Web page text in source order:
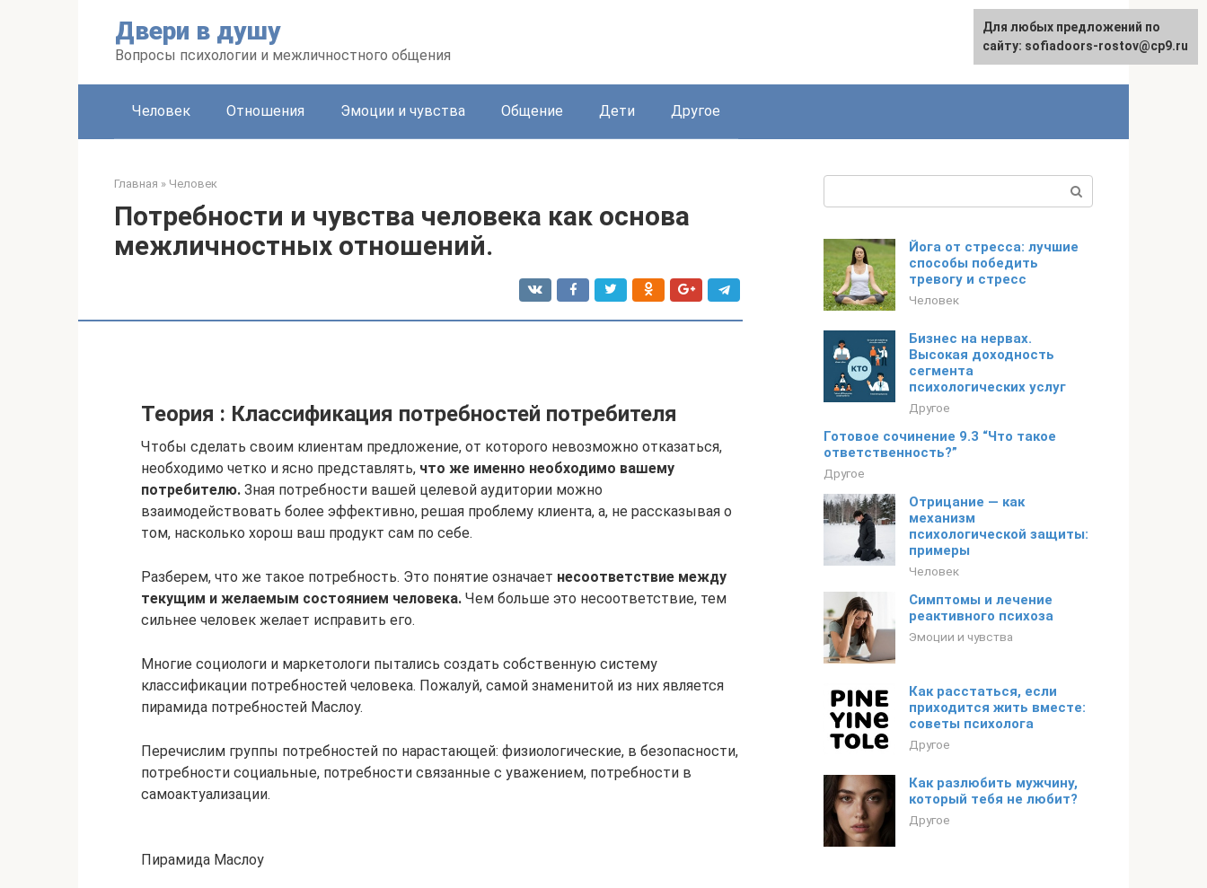
Двери в душу
Вопросы психологии и межличностного общения
Человек Отношения Эмоции и чувства Общение Дети Другое
Главная » Человек
Потребности и чувства человека как основа
межличностных отношений.
Теория : Классификация потребностей потребителя
Чтобы сделать своим клиентам предложение, от которого невозможно отказаться,
необходимо четко и ясно представлять, что же именно необходимо вашему
потребителю. Зная потребности вашей целевой аудитории можно
взаимодействовать более эффективно, решая проблему клиента, а, не рассказывая о
том, насколько хорош ваш продукт сам по себе.
Разберем, что же такое потребность. Это понятие означает несоответствие между
текущим и желаемым состоянием человека. Чем больше это несоответствие, тем
сильнее человек желает исправить его.
Многие социологи и маркетологи пытались создать собственную систему
классификации потребностей человека. Пожалуй, самой знаменитой из них является
пирамида потребностей Маслоу.
Перечислим группы потребностей по нарастающей: физиологические, в безопасности,
потребности социальные, потребности связанные с уважением, потребности в
самоактуализации.
Пирамида Маслоу
Йога от стресса: лучшие
способы победить
тревогу и стресс
Человек
Бизнес на нервах.
Высокая доходность
сегмента
психологических услуг
Другое
Готовое сочинение 9.3 “Что такое
ответственность?”
Другое
Отрицание — как
механизм
психологической защиты:
примеры
Человек
Симптомы и лечение
реактивного психоза
Эмоции и чувства
Как расстаться, если
приходится жить вместе:
советы психолога
Другое
Как разлюбить мужчину,
который тебя не любит?
Другое
Для любых предложений по
сайту: sofiadoors-rostov@cp9.ru